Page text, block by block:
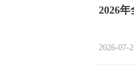
2026
2026-07-